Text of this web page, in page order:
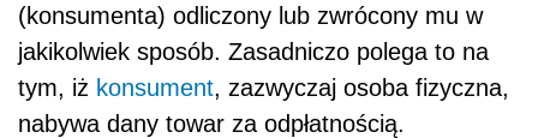
(konsumenta) odliczony lub zwrócony mu w
jakikolwiek sposób. Zasadniczo polega to na
tym, iż konsument, zazwyczaj osoba fizyczna,
nabywa dany towar za odpłatnością.